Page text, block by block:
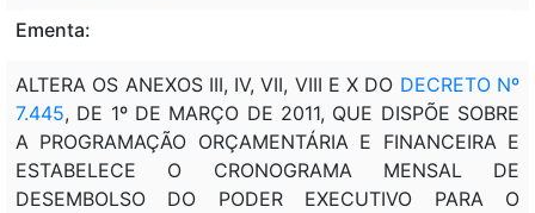
Ementa:
ALTERA OS ANEXOS III, IV, VII, VIII E X DO DECRETO Nº
7.445, DE 1º DE MARÇO DE 2011, QUE DISPÕE SOBRE
A PROGRAMAÇÃO ORÇAMENTÁRIA E FINANCEIRA E
ESTABELECE O CRONOGRAMA MENSAL DE
DESEMBOLSO DO PODER EXECUTIVO PARA O